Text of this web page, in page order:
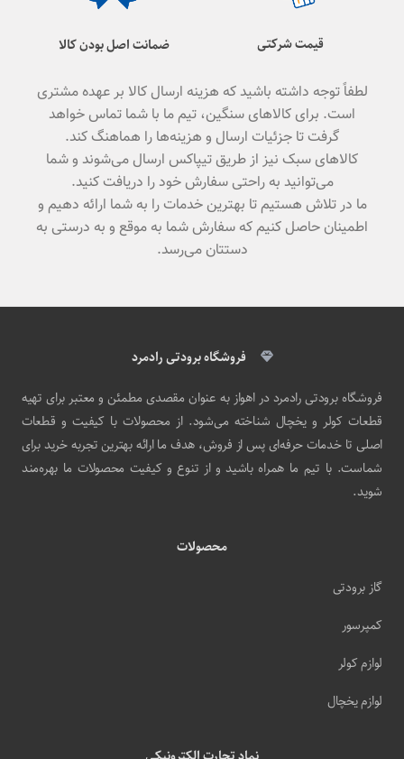
قیمت شرکتی ضمانت اصل بودن کالا
لطفاً توجه داشته باشید که هزینه ارسال کالا بر عهده مشتری
است. برای کالاهای سنگین، تیم ما با شما تماس خواهد
گرفت تا جزئیات ارسال و هزینه‌ها را هماهنگ کند.
کالاهای سبک نیز از طریق تیپاکس ارسال می‌شوند و شما
می‌توانید به راحتی سفارش خود را دریافت کنید.
ما در تلاش هستیم تا بهترین خدمات را به شما ارائه دهیم و
اطمینان حاصل کنیم که سفارش شما به موقع و به درستی به
دستتان می‌رسد.
فروشگاه برودتی رادمرد
فروشگاه برودتی رادمرد در اهواز به عنوان مقصدی مطمئن و معتبر برای تهیه
قطعات کولر و یخچال شناخته می‌شود. از محصولات با کیفیت و قطعات
اصلی تا خدمات حرفه‌ای پس از فروش، هدف ما ارائه بهترین تجربه خرید برای
شماست. با تیم ما همراه باشید و از تنوع و کیفیت محصولات ما بهره‌مند
شوید.
محصولات
گاز برودتی
کمپرسور
لوازم کولر
لوازم یخچال